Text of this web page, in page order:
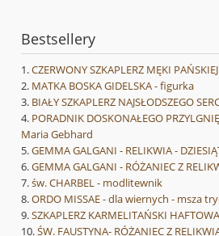
Bestsellery
CZERWONY SZKAPLERZ MĘKI PAŃSKIEJ
MATKA BOSKA GIDELSKA - figurka
BIAŁY SZKAPLERZ NAJSŁODSZEGO
PORADNIK DOSKONAŁEGO
Maria Gebhard
GEMMA GALGANI - RELIKWIA -
GEMMA GALGANI - RÓŻANIEC Z
św. CHARBEL - modlitewnik
ORDO MISSAE - dla wiernych - msza
SZKAPLERZ KARMELITAŃSKI
ŚW. FAUSTYNA- RÓŻANIEC Z